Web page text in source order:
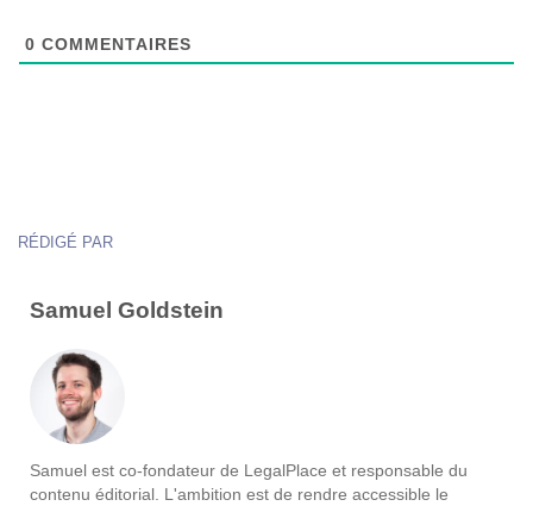
0 COMMENTAIRES
RÉDIGÉ PAR
Samuel Goldstein
Samuel est co-fondateur de LegalPlace et responsable du
contenu éditorial. L'ambition est de rendre accessible le